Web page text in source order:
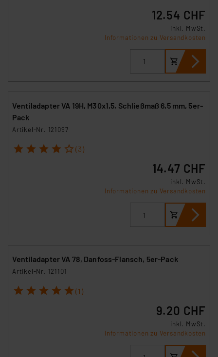
12.54 CHF
inkl. MwSt.
Informationen zu Versandkosten
Ventiladapter VA 19H, M30x1,5, Schließmaß 6,5 mm, 5er-
Pack
Artikel-Nr. 121097
1 2 3 4 5 (3)
14.47 CHF
inkl. MwSt.
Informationen zu Versandkosten
Ventiladapter VA 78, Danfoss-Flansch, 5er-Pack
Artikel-Nr. 121101
1 2 3 4 5 (1)
9.20 CHF
inkl. MwSt.
Informationen zu Versandkosten